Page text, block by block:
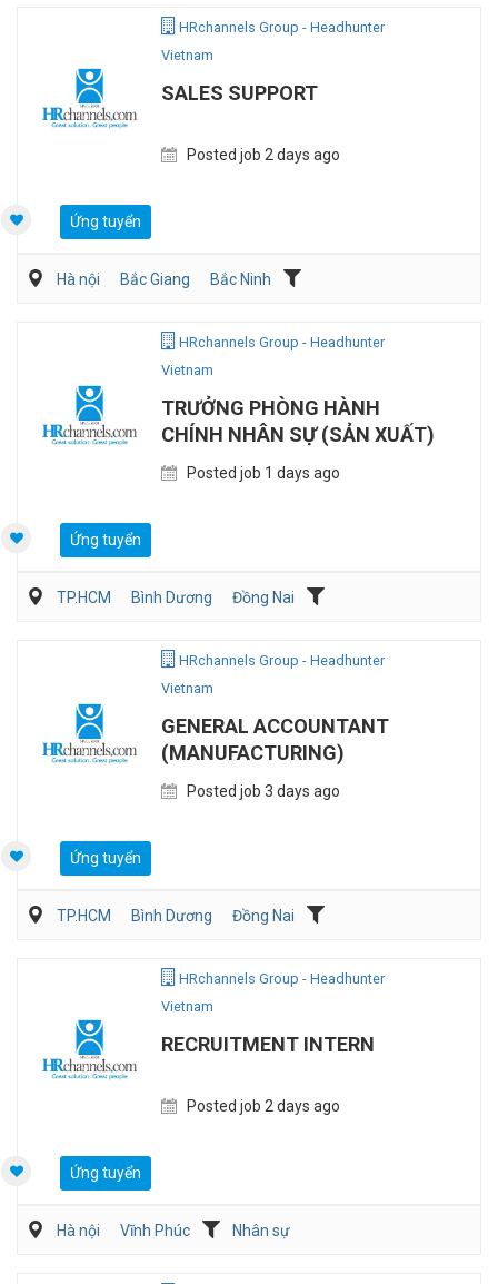
HRchannels Group - Headhunter
Vietnam
SALES SUPPORT
Posted job 2 days ago
Ứng tuyển
Hà nội Bắc Giang
Bắc Ninh
HRchannels Group - Headhunter
Vietnam
TRƯỞNG PHÒNG HÀNH
CHÍNH NHÂN SỰ (SẢN XUẤT)
Posted job 1 days ago
Ứng tuyển
TP.HCM Bình Dương
Đồng Nai
HRchannels Group - Headhunter
Vietnam
GENERAL ACCOUNTANT
(MANUFACTURING)
Posted job 3 days ago
Ứng tuyển
TP.HCM Bình Dương
Đồng Nai
HRchannels Group - Headhunter
Vietnam
RECRUITMENT INTERN
Posted job 2 days ago
Ứng tuyển
Hà nội Vĩnh Phúc Nhân sự